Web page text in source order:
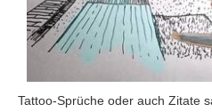
Tattoo-Sprüche oder auch Zitate